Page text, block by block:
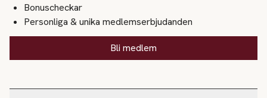
Bonuscheckar
Personliga & unika medlemserbjudanden
Bli medlem